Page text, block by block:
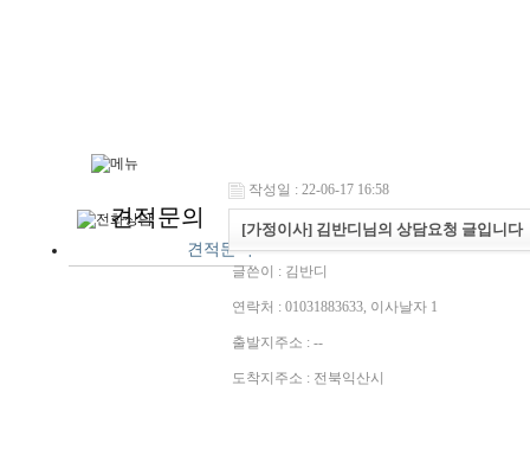
견적문의
견적문의
작성일 : 22-06-17 16:58
[가정이사] 김반디님의 상담요청 글입니다
글쓴이 : 김반디
연락처 : 01031883633, 이사날자 1
출발지주소 : --
도착지주소 : 전북익산시